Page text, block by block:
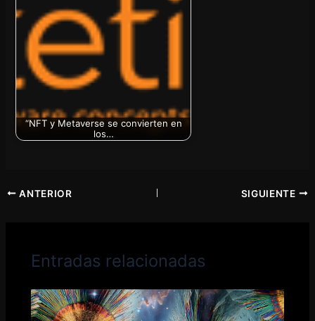
“NFT y Metaverse se convierten en
los…
ANTERIOR SIGUIENTE
Entradas relacionadas